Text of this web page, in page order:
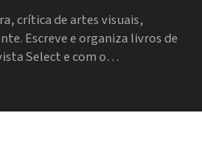
crítica de artes visuais,
Escreve e organiza livros de
Select e com o…